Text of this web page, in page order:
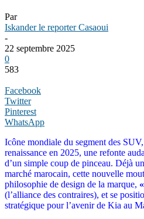
Par
Iskander le reporter Casaoui
-
22 septembre 2025
0
583
Facebook
Twitter
Pinterest
WhatsApp
Icône mondiale du segment des
renaissance en 2025, une refonte
d’un simple coup de pinceau. Déjà
marché marocain, cette nouvelle
philosophie de design de la marque,
(l’alliance des contraires), et se
stratégique pour l’avenir de Kia au